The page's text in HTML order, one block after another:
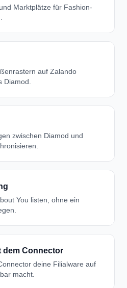
Marktplätze für Fashion-
auf Zalando
Diamod.
zwischen Diamod und
You listen, ohne ein
dem Connector
deine Filialware auf
macht.